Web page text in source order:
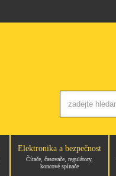
Elektronika a bezpečnost
Čítače, časovače, regulátory,
koncové spínače